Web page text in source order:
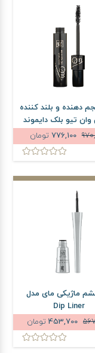
دهنده و بلند کننده
وان تیو بلک دایموند
مای776,100 تومان
ماژیکی مای مدل
Dip Liner
تومان